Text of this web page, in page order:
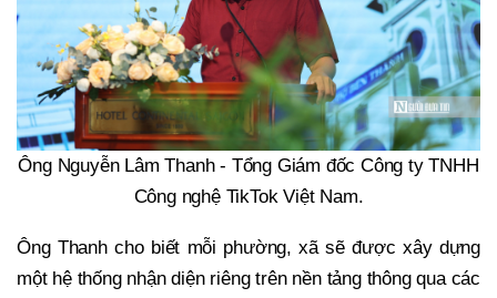
Ông Nguyễn Lâm Thanh - Tổng Giám đốc Công ty TNHH
Công nghệ TikTok Việt Nam.
Ông Thanh cho biết mỗi phường, xã sẽ được xây dựng
một hệ thống nhận diện riêng trên nền tảng thông qua các